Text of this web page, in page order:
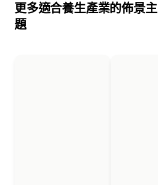
更多適合養生產業的佈景主
題